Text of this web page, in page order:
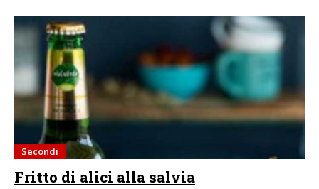
Secondi
Fritto di alici alla salvia